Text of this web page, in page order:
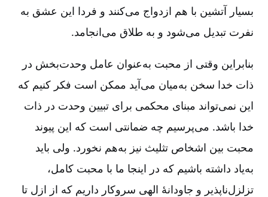
بسیار آتشین با هم ازدواج می‌کنند و فردا این عشق به
نفرت تبدیل می‌شود و به طلاق می‌انجامد.
بنابراین وقتی از محبت به‌‌عنوان عامل وحدت‌بخش در
ذات خدا سخن به‌‌میان می‌آید ممکن است فکر کنیم که
این نمی‌تواند مبنای محکمی برای تبیین وحدت در ذات
خدا باشد. می‌پرسیم چه ضمانتی است که این پیوند
محبت بین اشخاص تثلیث نیز به‌‌هم نخورد. ولی باید
به‌‌یاد داشته باشیم که در اینجا ما با محبت کامل،
تزلزل‌ناپذیر و جاودانۀ الهی سروکار داریم که از ازل تا